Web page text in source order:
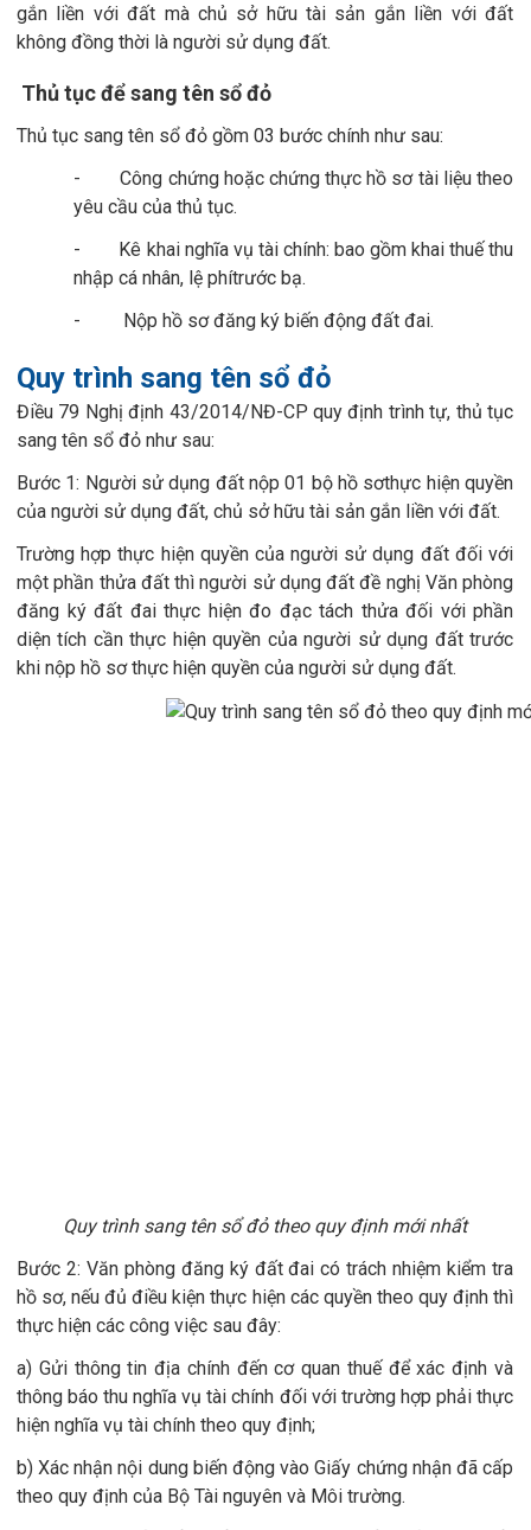
gắn liền với đất mà chủ sở hữu tài sản gắn liền với đất
không đồng thời là người sử dụng đất.
Thủ tục để sang tên sổ đỏ
Thủ tục sang tên sổ đỏ gồm 03 bước chính như sau:
- Công chứng hoặc chứng thực hồ sơ tài liệu theo
yêu cầu của thủ tục.
- Kê khai nghĩa vụ tài chính: bao gồm khai thuế thu
nhập cá nhân, lệ phítrước bạ.
- Nộp hồ sơ đăng ký biến động đất đai.
Quy trình sang tên sổ đỏ
Điều 79 Nghị định 43/2014/NĐ-CP quy định trình tự, thủ tục
sang tên sổ đỏ như sau:
Bước 1: Người sử dụng đất nộp 01 bộ hồ sơthực hiện quyền
của người sử dụng đất, chủ sở hữu tài sản gắn liền với đất.
Trường hợp thực hiện quyền của người sử dụng đất đối với
một phần thửa đất thì người sử dụng đất đề nghị Văn phòng
đăng ký đất đai thực hiện đo đạc tách thửa đối với phần
diện tích cần thực hiện quyền của người sử dụng đất trước
khi nộp hồ sơ thực hiện quyền của người sử dụng đất.
Quy trình sang tên sổ đỏ theo quy định mới nhất
Bước 2: Văn phòng đăng ký đất đai có trách nhiệm kiểm tra
hồ sơ, nếu đủ điều kiện thực hiện các quyền theo quy định thì
thực hiện các công việc sau đây:
a) Gửi thông tin địa chính đến cơ quan thuế để xác định và
thông báo thu nghĩa vụ tài chính đối với trường hợp phải thực
hiện nghĩa vụ tài chính theo quy định;
b) Xác nhận nội dung biến động vào Giấy chứng nhận đã cấp
theo quy định của Bộ Tài nguyên và Môi trường.